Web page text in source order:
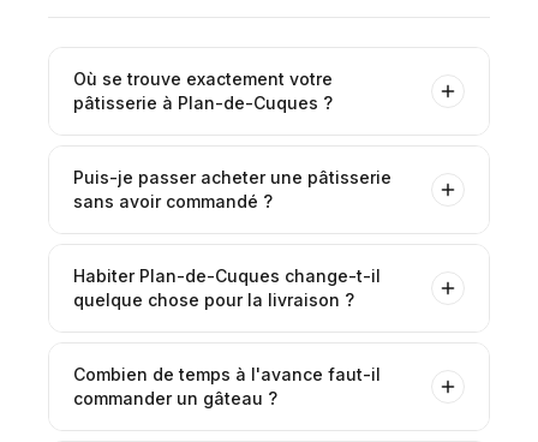
Où se trouve exactement votre
pâtisserie à Plan-de-Cuques ?
Puis-je passer acheter une pâtisserie
sans avoir commandé ?
Habiter Plan-de-Cuques change-t-il
quelque chose pour la livraison ?
Combien de temps à l'avance faut-il
commander un gâteau ?